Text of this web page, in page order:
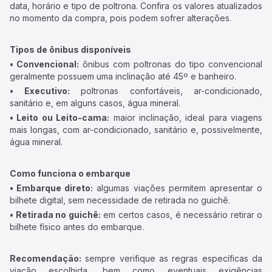
data, horário e tipo de poltrona. Confira os valores atualizados
no momento da compra, pois podem sofrer alterações.
Tipos de ônibus disponíveis
• Convencional: ônibus com poltronas do tipo convencional
geralmente possuem uma inclinação até 45º e banheiro.
• Executivo: poltronas confortáveis, ar-condicionado,
sanitário e, em alguns casos, água mineral.
• Leito ou Leito-cama: maior inclinação, ideal para viagens
mais longas, com ar-condicionado, sanitário e, possivelmente,
água mineral.
Como funciona o embarque
• Embarque direto: algumas viações permitem apresentar o
bilhete digital, sem necessidade de retirada no guichê.
• Retirada no guichê: em certos casos, é necessário retirar o
bilhete físico antes do embarque.
Recomendação: sempre verifique as regras específicas da